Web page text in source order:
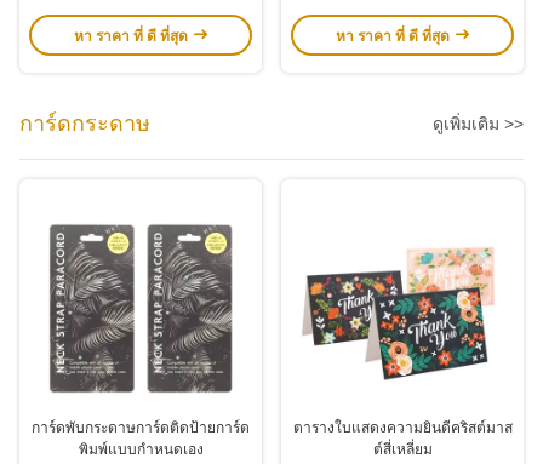
หา ราคา ที่ ดี ที่สุด
หา ราคา ที่ ดี ที่สุด
การ์ดกระดาษ ดูเพิ่มเติม >>
การ์ดพับกระดาษการ์ดติดป้ายการ์ด
พิมพ์แบบกําหนดเอง
ตารางใบแสดงความยินดีคริสต์มาส
ต์สี่เหลี่ยม